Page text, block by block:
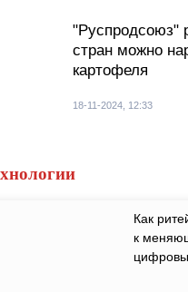
"Руспродсоюз"
стран можно
картофеля
18-11-2024, 12:33
Как
к